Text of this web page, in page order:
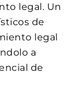
legal. Un
de
legal
a
de